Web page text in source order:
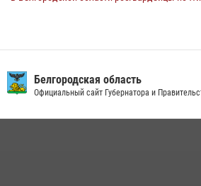
беседу по профилактике аварийности
09 июля 2026, 10:07
Белгородская область
Официальный сайт Губернатора и